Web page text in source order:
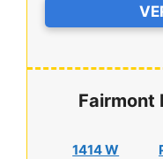
Fairmont
1414 W